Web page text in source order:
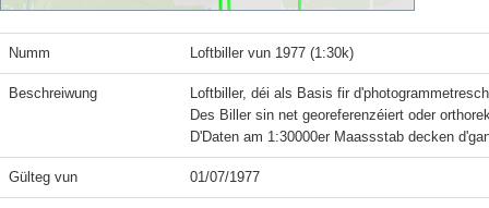
Numm Loftbiller vun 1977 (1:30k)
Beschreiwung
Loftbiller, déi als Basis fir
Des Biller sin net georeferenzéiert oder
Gülteg vun 01/07/1977